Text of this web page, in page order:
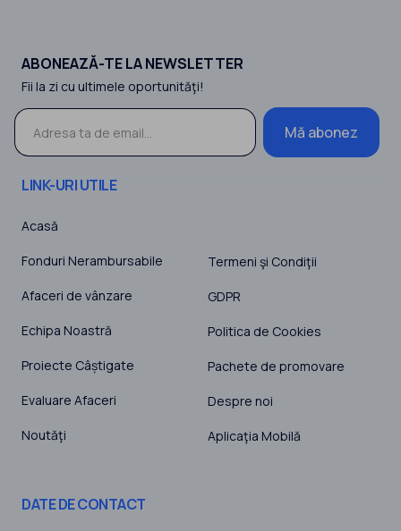
ABONEAZĂ-TE LA NEWSLETTER
Fii la zi cu ultimele oportunităţi!
Mă abonez
LINK-URI UTILE
Acasă
Fonduri Nerambursabile
Afaceri de vânzare
Echipa Noastră
Proiecte Câștigate
Evaluare Afaceri
Noutăţi
Termeni şi Condiţii
GDPR
Politica de Cookies
Pachete de promovare
Despre noi
Aplicaţia Mobilă
DATE DE CONTACT